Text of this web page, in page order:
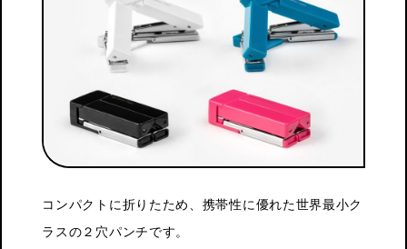
コンパクトに折りたため、携帯性に優れた世界最小ク
ラスの２穴パンチです。